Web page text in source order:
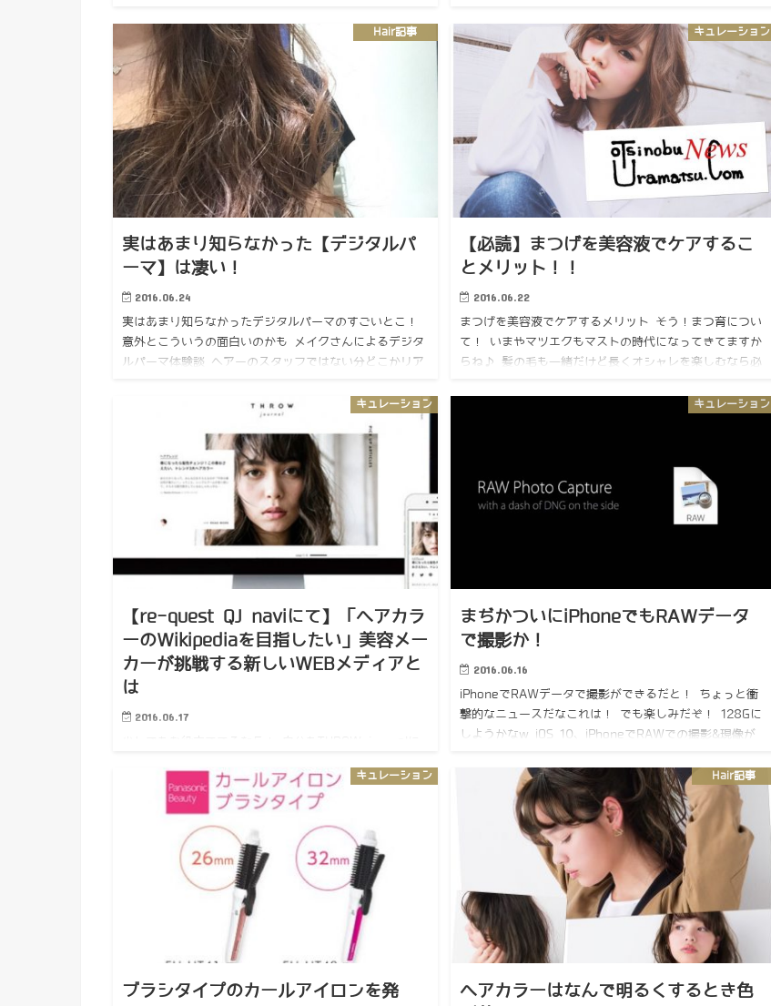
ご要望を…
Hair記事
実はあまり知らなかった【デジタルパ
ーマ】は凄い！
2016.06.24
実はあまり知らなかったデジタルパーマのすごいとこ！
意外とこういうの面白いのかも メイクさんによるデジタ
ルパーマ体験談 ヘアーのスタッフではない分どこかリア
キュレーション
【必読】まつげを美容液でケアするこ
とメリット！！
2016.06.22
まつげを美容液でケアするメリット そう！まつ育につい
て！ いまやマツエクもマストの時代になってきてますか
らね♪ 髪の毛も一緒だけど長くオシャレを楽しむなら必
キュレーション
【re-quest QJ naviにて】「ヘアカラ
ーのWikipediaを目指したい」美容メー
カーが挑戦する新しいWEBメディアと
は
2016.06.17
ラーをしまくってますが そんな中こんな記事が その中
に自分が寄稿させて頂いた記事もご紹介頂いてるみたい
キュレーション
まぢかついにiPhoneでもRAWデータ
で撮影か！
2016.06.16
iPhoneでRAWデータで撮影ができるだと！ ちょっと衝
撃的なニュースだなこれは！ でも楽しみだぞ！ 128Gに
しようかなw iOS 10、iPhoneでRAWでの撮影&現像が
キュレーション
ブラシタイプのカールアイロンを発
Hair記事
ヘアカラーはなんで明るくするとき色